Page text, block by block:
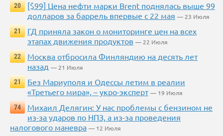
20
[$99] Цена нефти марки Brent поднялась выше 99
долларов за баррель впервые с 22 мая — 23 Июля
21
ГД приняла закон о мониторинге цен на всех
этапах движения продуктов — 22 Июля
22
Москва отбросила Финляндию на десять лет
назад — 21 Июля
21
Без Мариуполя и Одессы летим в реалии
«Третьего мира», – укро-эксперт — 19 Июля
74
Михаил Делягин: У нас проблемы с бензином не
из-за ударов по НПЗ, а из-за проведения
налогового маневра — 12 Июля